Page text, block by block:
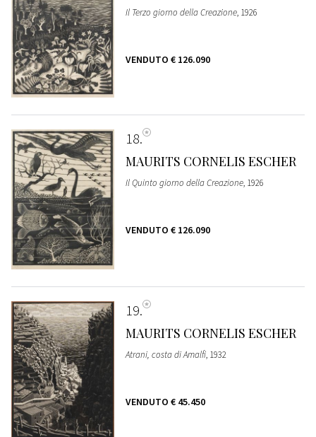
Il Terzo giorno della Creazione, 1926
VENDUTO € 126.090
18
MAURITS CORNELIS ESCHER
Il Quinto giorno della Creazione, 1926
VENDUTO € 126.090
19
MAURITS CORNELIS ESCHER
Atrani, costa di Amalfi, 1932
VENDUTO € 45.450